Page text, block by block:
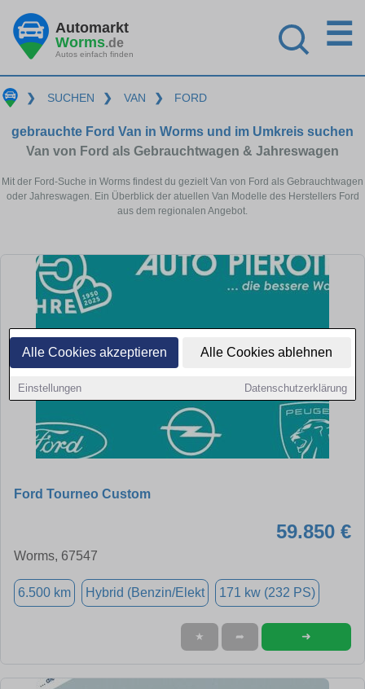
Alle Cookies akzeptieren Alle Cookies ablehnen
Einstellungen Datenschutzerklärung
Automarkt
Worms.de
Autos einfach finden
☰
❯ SUCHEN ❯ VAN ❯ FORD
gebrauchte Ford Van in Worms und im Umkreis suchen
Van von Ford als Gebrauchtwagen & Jahreswagen
Mit der Ford-Suche in Worms findest du gezielt Van von Ford als Gebrauchtwagen
oder Jahreswagen. Ein Überblick der atuellen Van Modelle des Herstellers Ford
aus dem regionalen Angebot.
Ford Tourneo Custom
59.850 €
Worms, 67547
6.500 km Hybrid (Benzin/Elekt 171 kw (232 PS)
★ ➦ ➜